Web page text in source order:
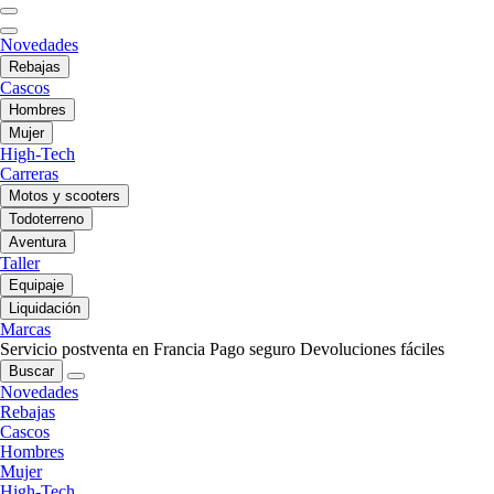
Novedades
Rebajas
Cascos
Hombres
Mujer
High-Tech
Carreras
Motos y scooters
Todoterreno
Aventura
Taller
Equipaje
Liquidación
Marcas
Servicio postventa en Francia Pago seguro Devoluciones fáciles
Buscar
Novedades
Rebajas
Cascos
Hombres
Mujer